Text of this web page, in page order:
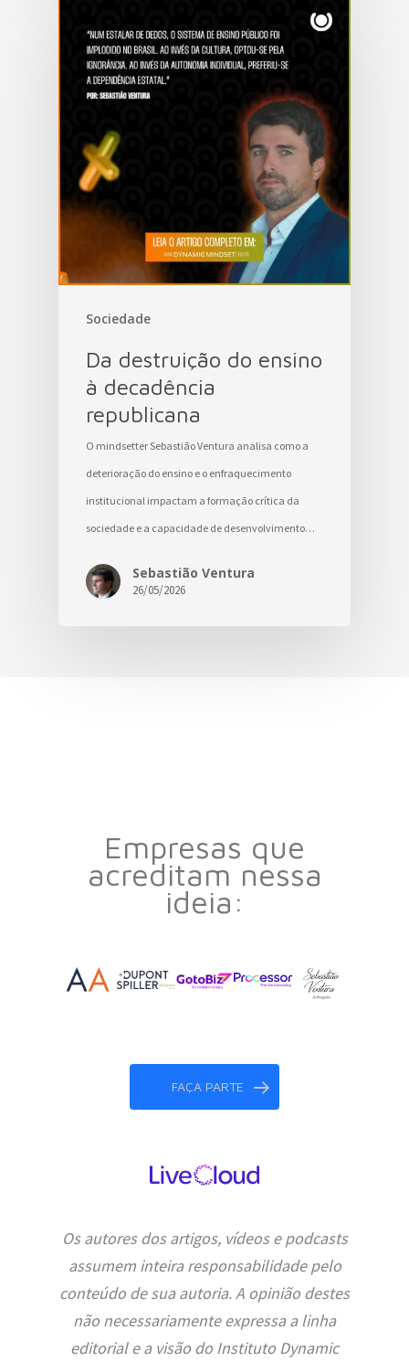
Sociedade
Da destruição do ensino
à decadência
republicana
O mindsetter Sebastião Ventura analisa como a
deterioração do ensino e o enfraquecimento
institucional impactam a formação crítica da
sociedade e a capacidade de desenvolvimento…
Sebastião Ventura
26/05/2026
Empresas que
acreditam nessa
ideia:
FAÇA PARTE
Os autores dos artigos, vídeos e podcasts
assumem inteira responsabilidade pelo
conteúdo de sua autoria. A opinião destes
não necessariamente expressa a linha
editorial e a visão do Instituto Dynamic